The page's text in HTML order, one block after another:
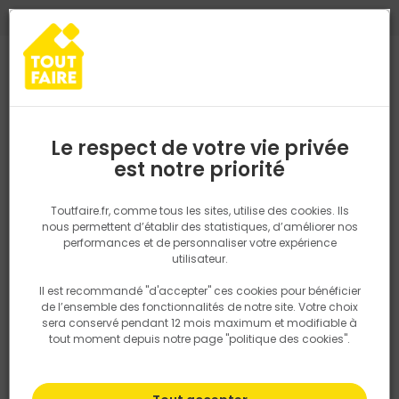
Retrouvez les délais et options de
livraison ainsi que les disponibiltiés en
PRODUITS Outillage & équipement
Le respect de votre vie privée
est notre priorité
Toutfaire.fr, comme tous les sites, utilise des cookies. Ils
nous permettent d’établir des statistiques, d’améliorer nos
performances et de personnaliser votre expérience
utilisateur.
Il est recommandé "d'accepter" ces cookies pour bénéficier
de l’ensemble des fonctionnalités de notre site. Votre choix
sera conservé pendant 12 mois maximum et modifiable à
tout moment depuis notre page "politique des cookies".
TROUVEZ VOTRE MAGASIN TOUT FAIRE
Saisissez votre région pour les informations de stock et de
P. ex. Ile de france
Rechercher
Nous utilisons des cookies pour fournir ce service. En
savoir plus sur la façon dont nous utilisons les cookies
dans notre politique.